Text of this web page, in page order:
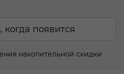
появится
накопительной скидки